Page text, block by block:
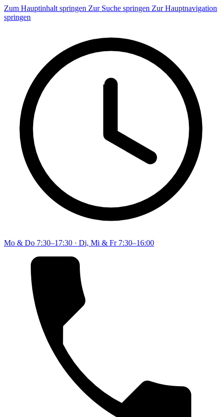
Zum Hauptinhalt springen Zur Suche springen Zur Hauptnavigation
springen
Mo & Do 7:30–17:30 · Di, Mi & Fr 7:30–16:00